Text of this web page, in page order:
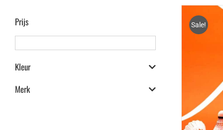
Prijs
Kleur
Merk
Sale!